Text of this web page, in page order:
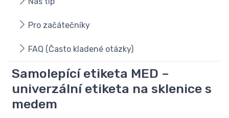
Pro začátečníky
FAQ (Často kladené otázky)
Samolepící etiketa MED –
univerzální etiketa na sklenice s
medem